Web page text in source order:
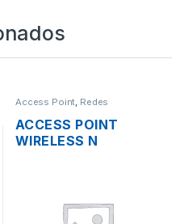
Access Point, Redes
ACCESS POINT
WIRELESS N
DUAL BAND GIGABIT